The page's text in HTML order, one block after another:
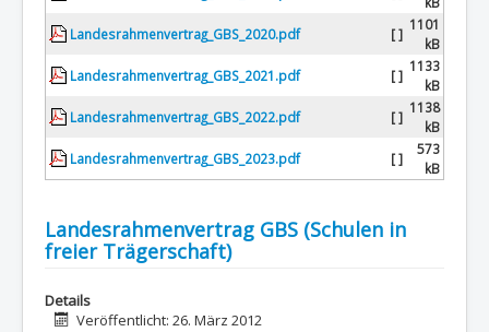
Landesrahmenvertrag_GBS_2020.pdf
[ ]
1101
kB
Landesrahmenvertrag_GBS_2021.pdf
[ ]
1133
kB
Landesrahmenvertrag_GBS_2022.pdf
[ ]
1138
kB
Landesrahmenvertrag_GBS_2023.pdf
[ ]
573
kB
Landesrahmenvertrag GBS (Schulen in
freier Trägerschaft)
Details
Veröffentlicht: 26. März 2012